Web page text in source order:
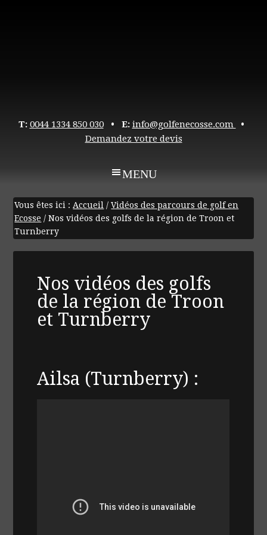
T: 0044 1334 850 030• E: info@golfenecosse.com
•
Demandez votre devis
Vous êtes ici :Accueil / Vidéos des parcours de golf en
Ecosse / Nos vidéos des golfs de la région de Troon et
Turnberry
Nos vidéos des golfs
de la région de Troon
et Turnberry
Ailsa (Turnberry) :